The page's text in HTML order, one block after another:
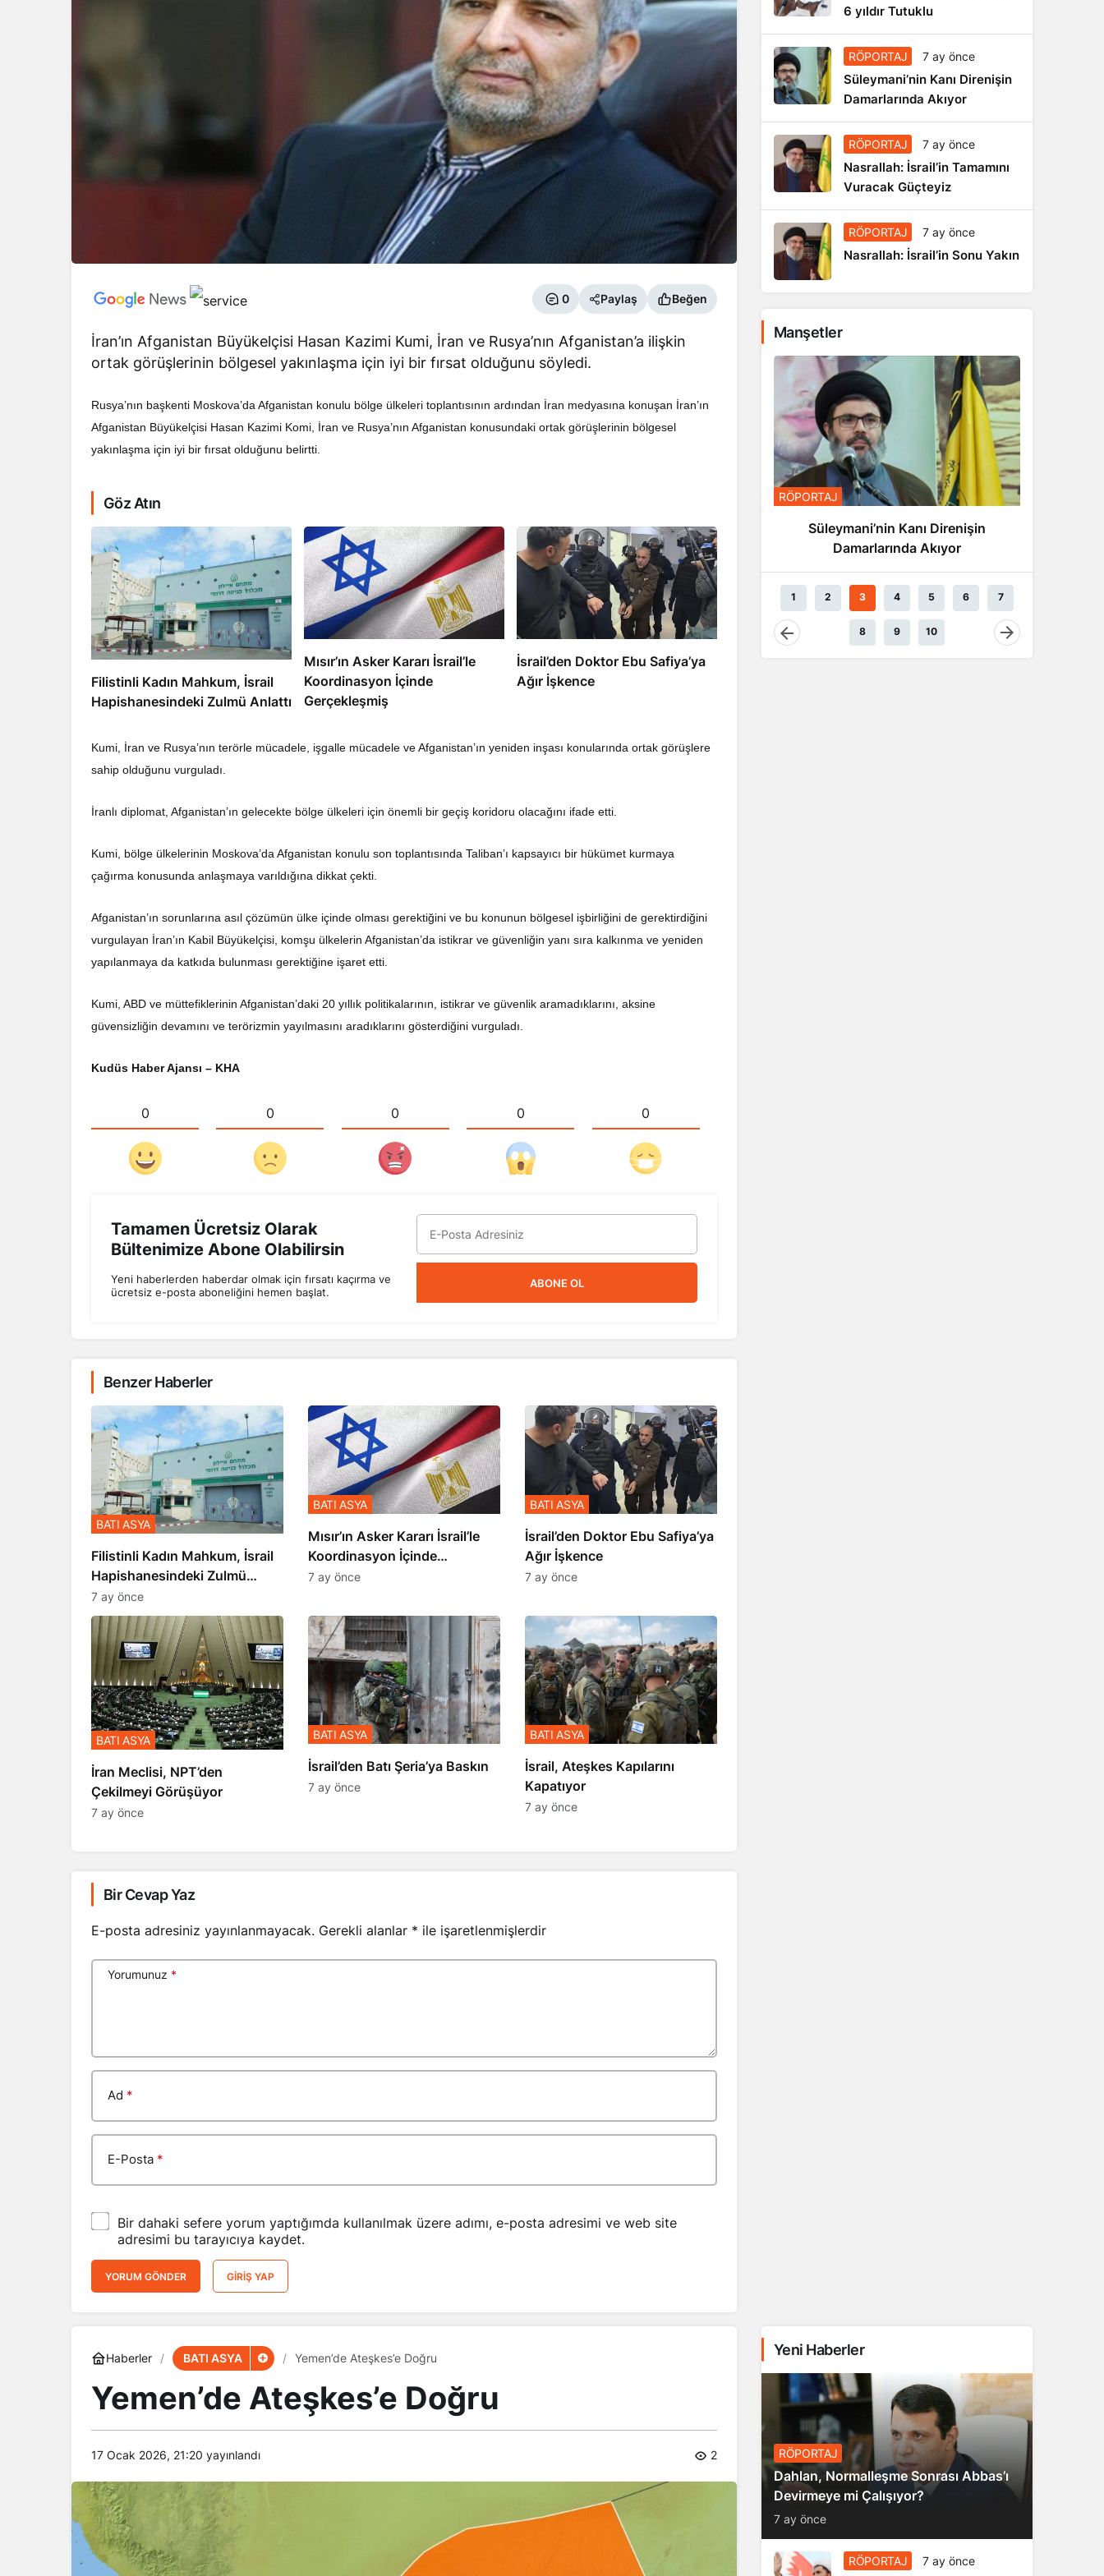
0 Paylaş Beğen
İran’ın Afganistan Büyükelçisi Hasan Kazimi Kumi, İran ve Rusya’nın Afganistan’a ilişkin
ortak görüşlerinin bölgesel yakınlaşma için iyi bir fırsat olduğunu söyledi.
Rusya’nın başkenti Moskova’da Afganistan konulu bölge ülkeleri toplantısının ardından İran medyasına konuşan İran’ın
Afganistan Büyükelçisi Hasan Kazimi Komi, İran ve Rusya’nın Afganistan konusundaki ortak görüşlerinin bölgesel
yakınlaşma için iyi bir fırsat olduğunu belirtti.
Göz Atın
Filistinli Kadın Mahkum, İsrail
Hapishanesindeki Zulmü Anlattı
Mısır’ın Asker Kararı İsrail’le
Koordinasyon İçinde
Gerçekleşmiş
İsrail’den Doktor Ebu Safiya’ya
Ağır İşkence
Kumi, İran ve Rusya’nın terörle mücadele, işgalle mücadele ve Afganistan’ın yeniden inşası konularında ortak görüşlere
sahip olduğunu vurguladı.
İranlı diplomat, Afganistan’ın gelecekte bölge ülkeleri için önemli bir geçiş koridoru olacağını ifade etti.
Kumi, bölge ülkelerinin Moskova’da Afganistan konulu son toplantısında Taliban’ı kapsayıcı bir hükümet kurmaya
çağırma konusunda anlaşmaya varıldığına dikkat çekti.
Afganistan’ın sorunlarına asıl çözümün ülke içinde olması gerektiğini ve bu konunun bölgesel işbirliğini de gerektirdiğini
vurgulayan İran’ın Kabil Büyükelçisi, komşu ülkelerin Afganistan’da istikrar ve güvenliğin yanı sıra kalkınma ve yeniden
yapılanmaya da katkıda bulunması gerektiğine işaret etti.
Kumi, ABD ve müttefiklerinin Afganistan’daki 20 yıllık politikalarının, istikrar ve güvenlik aramadıklarını, aksine
güvensizliğin devamını ve terörizmin yayılmasını aradıklarını gösterdiğini vurguladı.
Kudüs Haber Ajansı – KHA
0 0 0 0 0
Tamamen Ücretsiz Olarak
Bültenimize Abone Olabilirsin
Yeni haberlerden haberdar olmak için fırsatı kaçırma ve
ücretsiz e-posta aboneliğini hemen başlat.
ABONE OL
Benzer Haberler
Filistinli Kadın Mahkum, İsrail
Hapishanesindeki Zulmü
Anlattı
BATI ASYA
7 ay önce
Mısır’ın Asker Kararı İsrail’le
Koordinasyon İçinde
Gerçekleşmiş
BATI ASYA
7 ay önce
İsrail’den Doktor Ebu Safiya’ya
Ağır İşkence
BATI ASYA
7 ay önce
İran Meclisi, NPT’den
Çekilmeyi Görüşüyor
BATI ASYA
7 ay önce
​​​​​​​İsrail’den Batı Şeria’ya Baskın
BATI ASYA
7 ay önce
İsrail, Ateşkes Kapılarını
Kapatıyor
BATI ASYA
7 ay önce
Bir Cevap Yaz
E-posta adresiniz yayınlanmayacak. Gerekli alanlar * ile işaretlenmişlerdir
Yorumunuz *
Ad *
E-Posta *
Bir dahaki sefere yorum yaptığımda kullanılmak üzere adımı, e-posta adresimi ve web site
adresimi bu tarayıcıya kaydet.
YORUM GÖNDER GIRIŞ YAP
6 yıldır Tutuklu
RÖPORTAJ 7 ay önce
Süleymani’nin Kanı Direnişin
Damarlarında Akıyor
RÖPORTAJ 7 ay önce
Nasrallah: İsrail’in Tamamını
Vuracak Güçteyiz
RÖPORTAJ 7 ay önce
Nasrallah: İsrail’in Sonu Yakın
Manşetler
Dahlan, Normalleşme Sonrası
Abbas’ı Devirmeye mi Çalışıyor?
Bahreynli Muhalif Din Adamı 6
yıldır Tutuklu
RÖPORTAJ
Süleymani’nin Kanı Direnişin
Damarlarında Akıyor
1 2 3 4 5 6 7
8 9 10
Haberler BATI ASYA Yemen’de Ateşkes’e Doğru
Yemen’de Ateşkes’e Doğru
17 Ocak 2026, 21:20 yayınlandı 2
Yeni Haberler
RÖPORTAJ
Dahlan, Normalleşme Sonrası Abbas’ı
Devirmeye mi Çalışıyor?
7 ay önce
RÖPORTAJ 7 ay önce